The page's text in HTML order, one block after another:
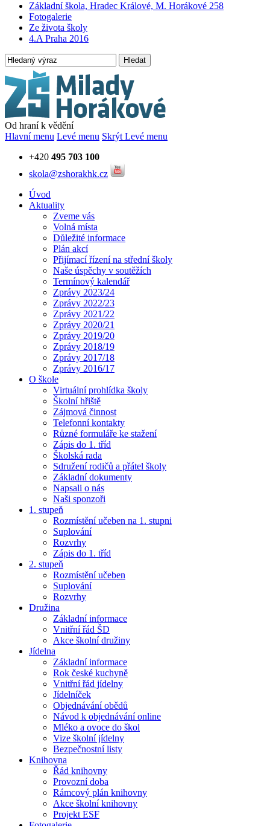
Základní škola, Hradec Králové, M. Horákové 258
Fotogalerie
Ze života školy
4.A Praha 2016
Hledat
Od hraní k vědění
Hlavní menu Levé menu Skrýt Levé menu
+420 495 703 100
skola@zshorakhk.cz
Úvod
Aktuality
Zveme vás
Volná místa
Důležité informace
Plán akcí
Přijímací řízení na střední školy
Naše úspěchy v soutěžích
Termínový kalendář
Zprávy 2023/24
Zprávy 2022/23
Zprávy 2021/22
Zprávy 2020/21
Zprávy 2019/20
Zprávy 2018/19
Zprávy 2017/18
Zprávy 2016/17
O škole
Virtuální prohlídka školy
Školní hřiště
Zájmová činnost
Telefonní kontakty
Různé formuláře ke stažení
Zápis do 1. tříd
Školská rada
Sdružení rodičů a přátel školy
Základní dokumenty
Napsali o nás
Naši sponzoři
1. stupeň
Rozmístění učeben na 1. stupni
Suplování
Rozvrhy
Zápis do 1. tříd
2. stupeň
Rozmístění učeben
Suplování
Rozvrhy
Družina
Základní informace
Vnitřní řád ŠD
Akce školní družiny
Jídelna
Základní informace
Rok české kuchyně
Vnitřní řád jídelny
Jídelníček
Objednávání obědů
Návod k objednávání online
Mléko a ovoce do škol
Vize školní jídelny
Bezpečnostní listy
Knihovna
Řád knihovny
Provozní doba
Rámcový plán knihovny
Akce školní knihovny
Projekt ESF